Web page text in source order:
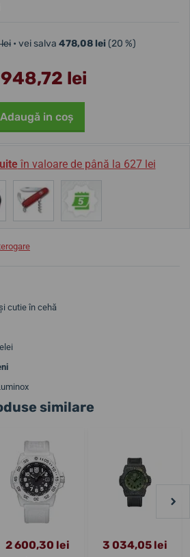
• vei salva 478,08 lei (20 %)
lei
Adaugă in coş
în valoare de până la 627 lei
cutie în cehă
similare
2 600,30 lei 3 034,05 lei